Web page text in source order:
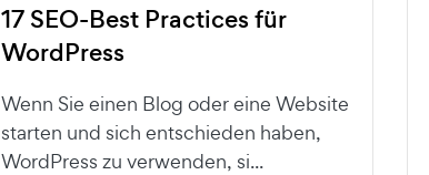
17 SEO-Best Practices für
WordPress
Wenn Sie einen Blog oder eine Website
starten und sich entschieden haben,
WordPress zu verwenden, si...